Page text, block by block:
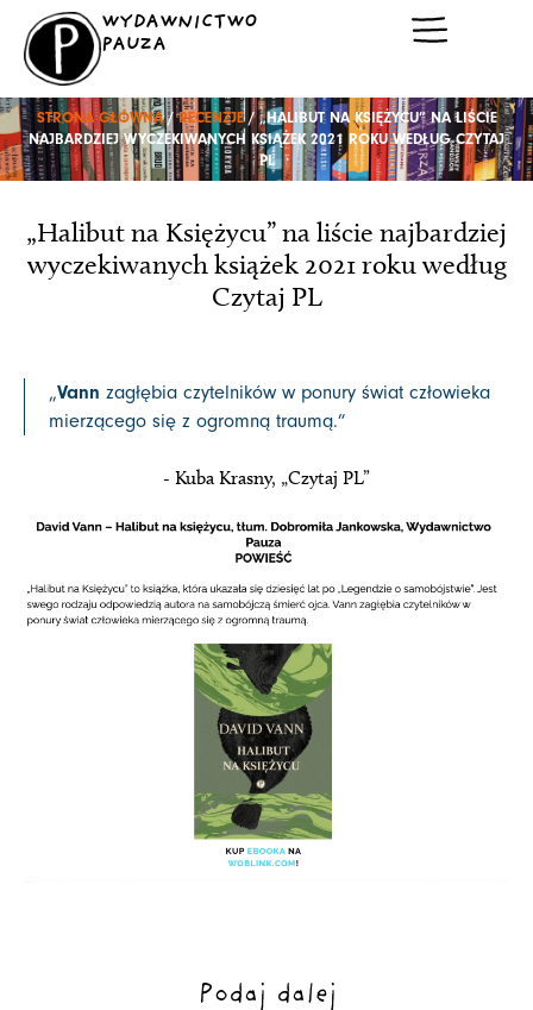
Przejdź
treści
WYDAWNICTWO
PAUZA
STRONA GŁÓWNA/RECENZJE/ „HALIBUT NA KSIĘŻYCU” NA LIŚCIE
NAJBARDZIEJ WYCZEKIWANYCH KSIĄŻEK 2021 ROKU WEDŁUG CZYTAJ
PL
„Halibut na Księżycu” na liście najbardziej
wyczekiwanych książek 2021 roku według
Czytaj PL
„Vann zagłębia czytelników w ponury świat człowieka
mierzącego się z ogromną traumą.”
- Kuba Krasny, „Czytaj PL”
Podaj dalej